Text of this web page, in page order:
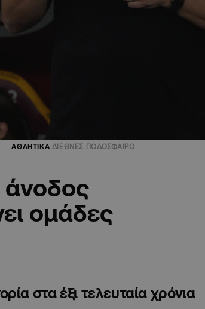
ΑΘΛΗΤΙΚΑ ΔΙΕΘΝΕΣ ΠΟΔΟΣΦΑΙΡΟ
άνοδος
ομάδες
στα έξι τελευταία χρόνια